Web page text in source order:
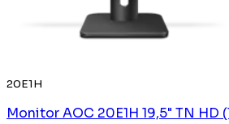
20E1H
Monitor AOC 20E1H 19,5" TN HD